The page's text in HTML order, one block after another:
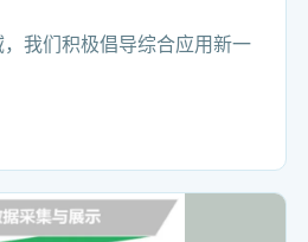
我们积极倡导综合应用新一